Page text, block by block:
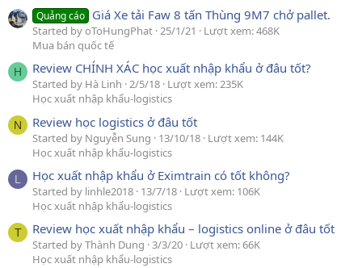
Quảng cáo Giá Xe tải Faw 8 tấn Thùng 9M7 chở pallet.
Started by oToHungPhat 25/1/21
Lượt xem: 468K
Mua bán quốc tế
H Review CHÍNH XÁC học xuất nhập khẩu ở đâu tốt?
Started by Hà Linh 2/5/18 Lượt xem: 235K
Học xuất nhập khẩu-logistics
N Review học logistics ở đâu tốt
Started by Nguyễn Sung 13/10/18 Lượt xem: 144K
Học xuất nhập khẩu-logistics
L Học xuất nhập khẩu ở Eximtrain có tốt không?
Started by linhle2018 13/7/18 Lượt xem: 106K
Học xuất nhập khẩu-logistics
T Review học xuất nhập khẩu – logistics online ở đâu tốt
Started by Thành Dung 3/3/20 Lượt xem: 66K
Học xuất nhập khẩu-logistics